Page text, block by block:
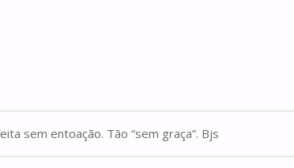
sem entoação. Tão “sem graça”. Bjs